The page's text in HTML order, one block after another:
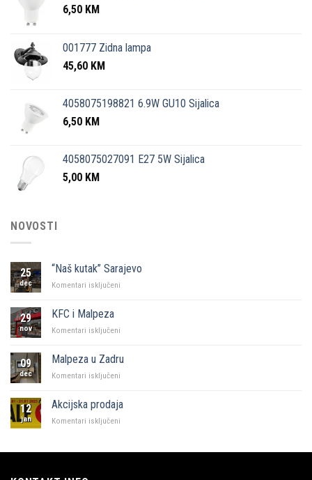
6,50 KM
001777 Zidna lampa
45,60 KM
4058075198821 6.9W GU10 Sijalica
6,50 KM
4058075027091 E27 5W Sijalica
5,00 KM
NOVOSTI
25
dec
“Naš kutak” Sarajevo
Komentari isključeni
29
nov
KFC i Malpeza
Komentari isključeni
Malpeza
09
dec
Malpeza u Zadru
Komentari isključeni
Zadru
12
jan
Akcijska prodaja
Komentari isključeni